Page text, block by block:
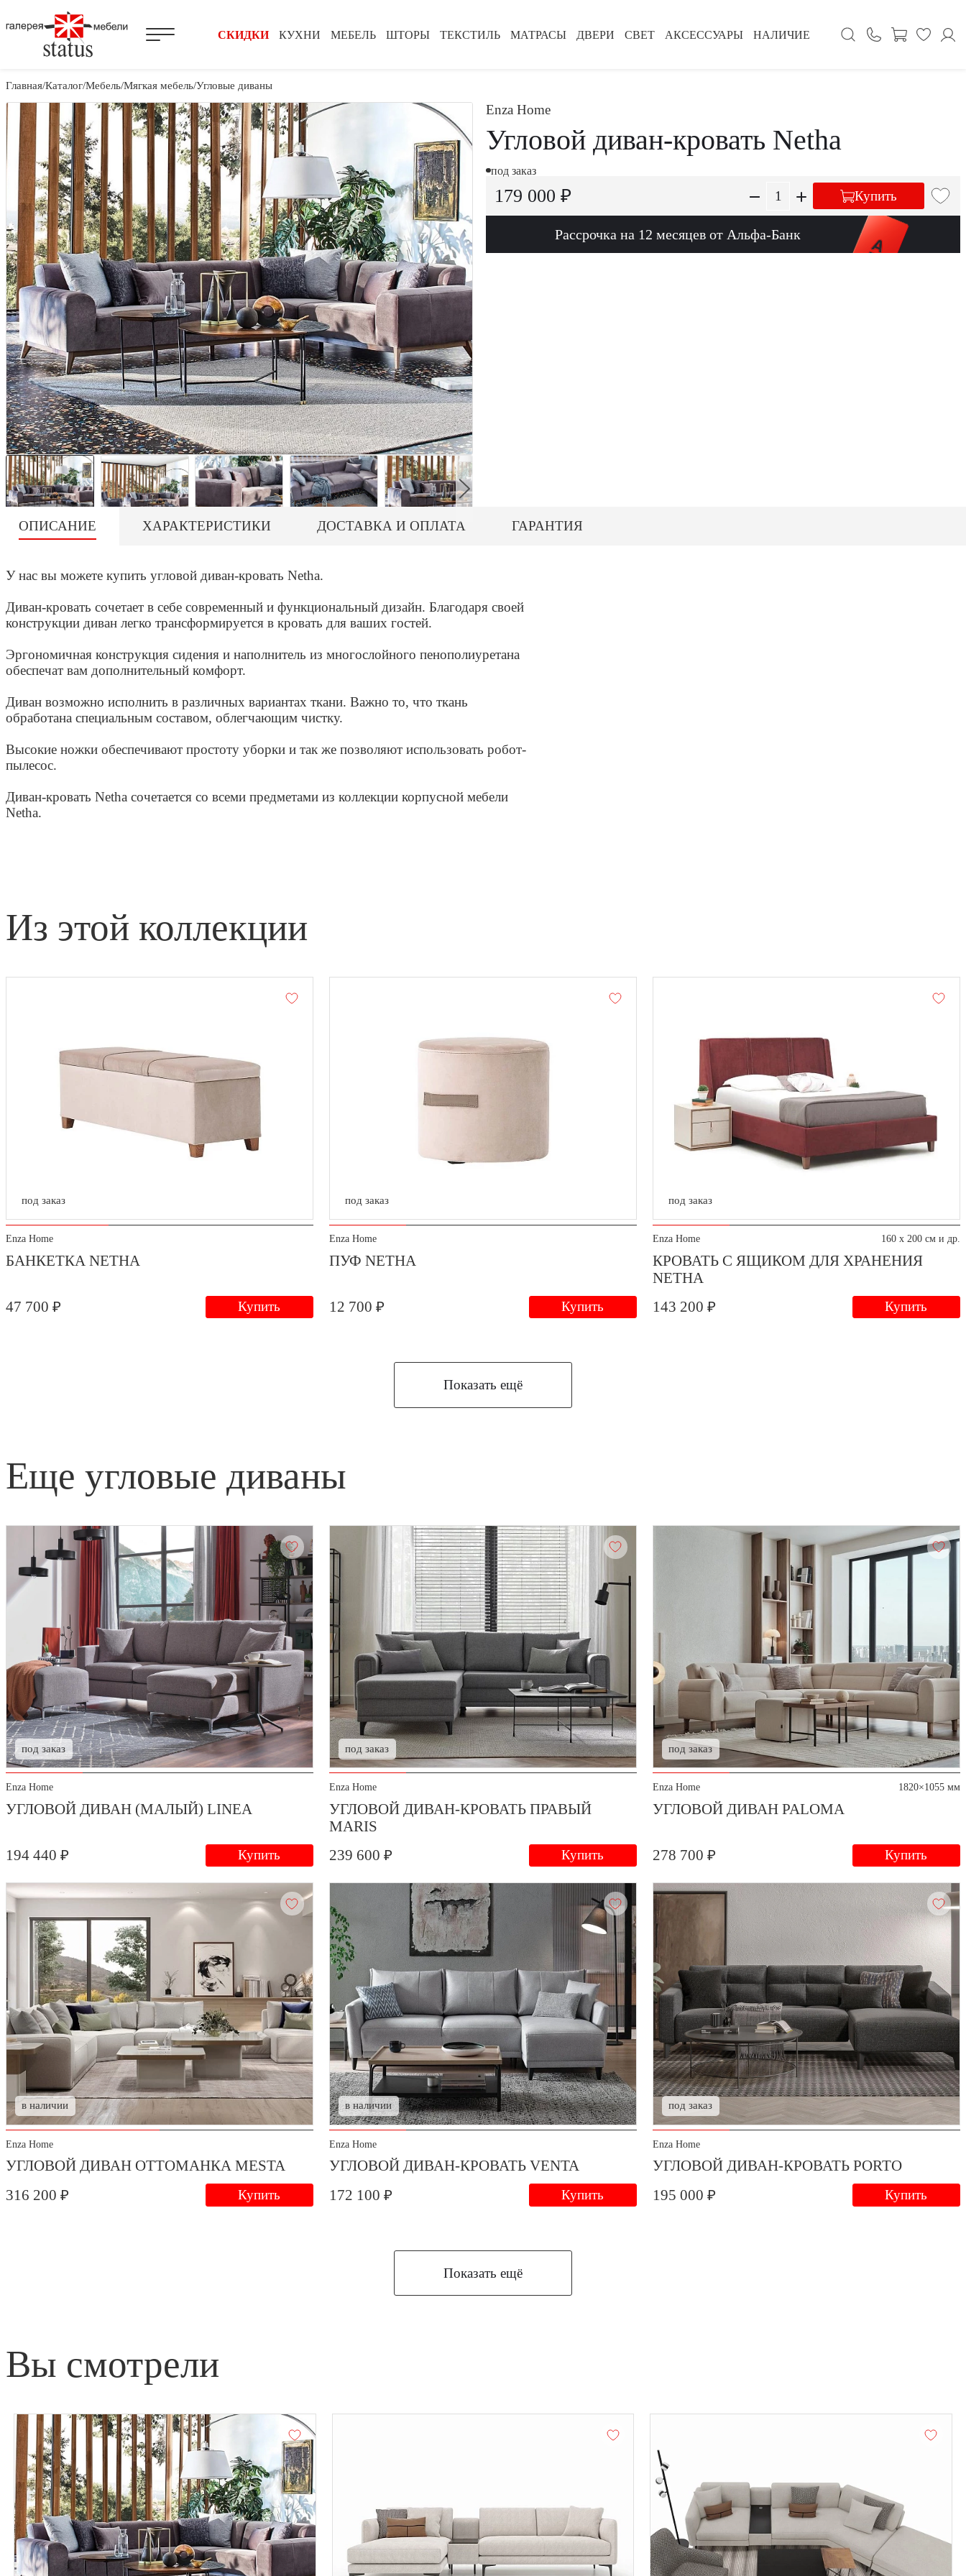
КУХНИ МЕБЕЛЬ ШТОРЫ ТЕКСТИЛЬ МАТРАСЫ ДВЕРИ СВЕТ АКСЕССУАРЫ НАЛИЧИЕ
СКИДКИ
Главная Каталог Мебель Мягкая мебель Угловые диваны
Enza Home
Угловой диван-кровать Netha
под заказ
179 000 ₽ Купить
Рассрочка на 12 месяцев от Альфа-Банк
ОПИСАНИЕ ХАРАКТЕРИСТИКИ ДОСТАВКА И ОПЛАТА ГАРАНТИЯ
У нас вы можете купить угловой диван-кровать Netha.
Диван-кровать сочетает в себе современный и функциональный дизайн. Благодаря своей
конструкции диван легко трансформируется в кровать для ваших гостей.
Эргономичная конструкция сидения и наполнитель из многослойного пенополиуретана
обеспечат вам дополнительный комфорт.
Диван возможно исполнить в различных вариантах ткани. Важно то, что ткань
обработана специальным составом, облегчающим чистку.
Высокие ножки обеспечивают простоту уборки и так же позволяют использовать робот-
пылесос.
Диван-кровать Netha сочетается со всеми предметами из коллекции корпусной мебели
Netha.
из этой коллекции
под заказ
Enza Home
БАНКЕТКА NETHA
47 700 ₽ Купить
под заказ
Enza Home
ПУФ NETHA
12 700 ₽ Купить
под заказ
Enza Home 160 x 200 см и др.
КРОВАТЬ С ЯЩИКОМ ДЛЯ ХРАНЕНИЯ
NETHA
143 200 ₽
Купить
Показать ещё
еще угловые диваны
под заказ
Enza Home
УГЛОВОЙ ДИВАН (МАЛЫЙ) LINEA
194 440 ₽ Купить
под заказ
Enza Home
УГЛОВОЙ ДИВАН-КРОВАТЬ ПРАВЫЙ
MARIS
239 600 ₽
Купить
под заказ
Enza Home 1820×1055 мм
УГЛОВОЙ ДИВАН PALOMA
278 700 ₽ Купить
в наличии
Enza Home
УГЛОВОЙ ДИВАН ОТТОМАНКА MESTA
316 200 ₽
Купить
в наличии
Enza Home
УГЛОВОЙ ДИВАН-КРОВАТЬ VENTA
172 100 ₽
Купить
под заказ
Enza Home
УГЛОВОЙ ДИВАН-КРОВАТЬ PORTO
195 000 ₽
Купить
Показать ещё
Вы смотрели